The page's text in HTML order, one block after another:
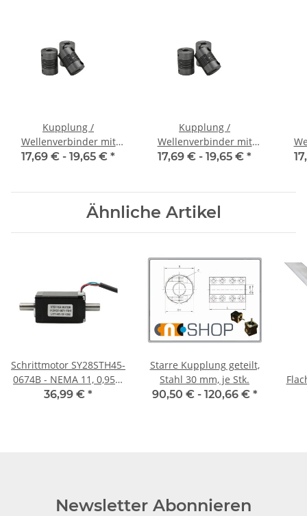
Kupplung /
Wellenverbinder mit
Klemmnaben WSV-K 16
17,69 € - 19,65 € *
Kupplung /
Wellenverbinder mit
Klemmnaben WSV-K 16
17,69 € - 19,65 € *
Ähnliche Artikel
Schrittmotor SY28STH45-
0674B - NEMA 11, 0,95A,
32 mm
36,99 € *
Starre Kupplung geteilt,
Stahl 30 mm, je Stk.
90,50 € - 120,66 € *
Newsletter Abonnieren